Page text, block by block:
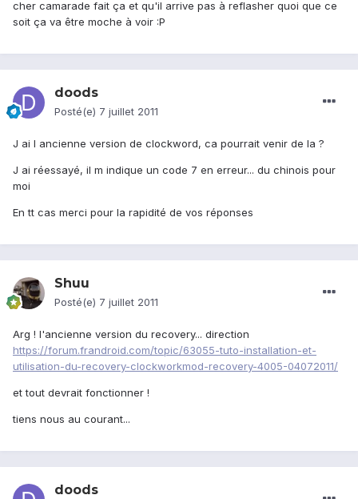
cher camarade fait ça et qu'il arrive pas à reflasher quoi que ce
soit ça va être moche à voir :P
doods
Posté(e) 7 juillet 2011
J ai l ancienne version de clockword, ca pourrait venir de la ?
J ai réessayé, il m indique un code 7 en erreur... du chinois pour
moi
En tt cas merci pour la rapidité de vos réponses
Shuu
Posté(e) 7 juillet 2011
Arg ! l'ancienne version du recovery... direction
https://forum.frandroid.com/topic/63055-tuto-installation-et-
utilisation-du-recovery-clockworkmod-recovery-4005-04072011/
et tout devrait fonctionner !
tiens nous au courant...
doods